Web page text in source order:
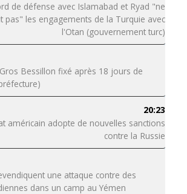
de défense avec Islamabad et Ryad "ne
pas" les engagements de la Turquie avec
l'Otan (gouvernement turc)
Bessillon fixé après 18 jours de
20:23
américain adopte de nouvelles sanctions
contre la Russie
une attaque contre des
dans un camp au Yémen